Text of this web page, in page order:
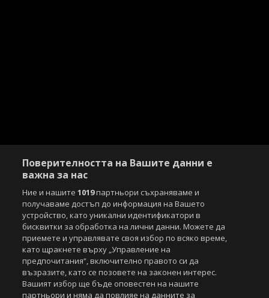
Поверителността на Вашите данни е
важна за нас
Ние и нашите1019партньори съхраняваме и
получаваме достъп до информация на Вашето
устройство, като уникални идентификатори в
бисквитки за обработка на лични данни. Можете да
приемете и управлявате своя избор по всяко време,
като щракнете върху „Управление на
предпочитания“, включително правото си да
възразите, като се позовете на законен интерес.
Вашият избор ще бъде оповестен на нашите
партньори и няма да повлияе на данните за